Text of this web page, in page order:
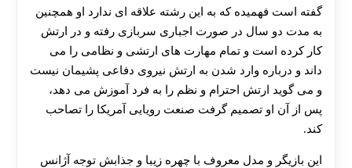
گفته است فهمیده که به این رشته علاقه ای ندارد او همچنین
به مدت دو سال در صورت اجباری سربازی رفته و در ارتش
کار کرده است و تمام مهارت های ارتشی و نظامی را می
داند و درباره وارد شدن به ارتش نیروی دفاعی پشیمان نیست
و می گوید ارتش احترام و نظم را به فرد آموزش می دهد،
پس از آن او تصمیم گرفت صنعت رویایی آمریکا را تصاحب
کند.
این بازیگر و مدل معروف با چهره زیبا و جذابش توجه آژانس